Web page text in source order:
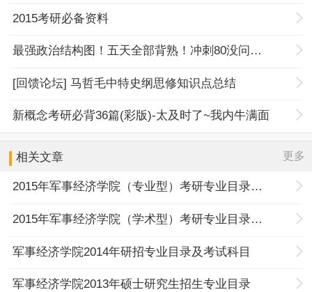
2015考研必备资料
最强政治结构图！五天全部背熟！冲刺80没问题！
[回馈论坛] 马哲毛中特史纲思修知识点总结
新概念考研必背36篇(彩版)-太及时了~我内牛满面
相关文章 更多
2015年军事经济学院（专业型）考研专业目录及考试科目
2015年军事经济学院（学术型）考研专业目录及考试科目
军事经济学院2014年研招专业目录及考试科目
军事经济学院2013年硕士研究生招生专业目录